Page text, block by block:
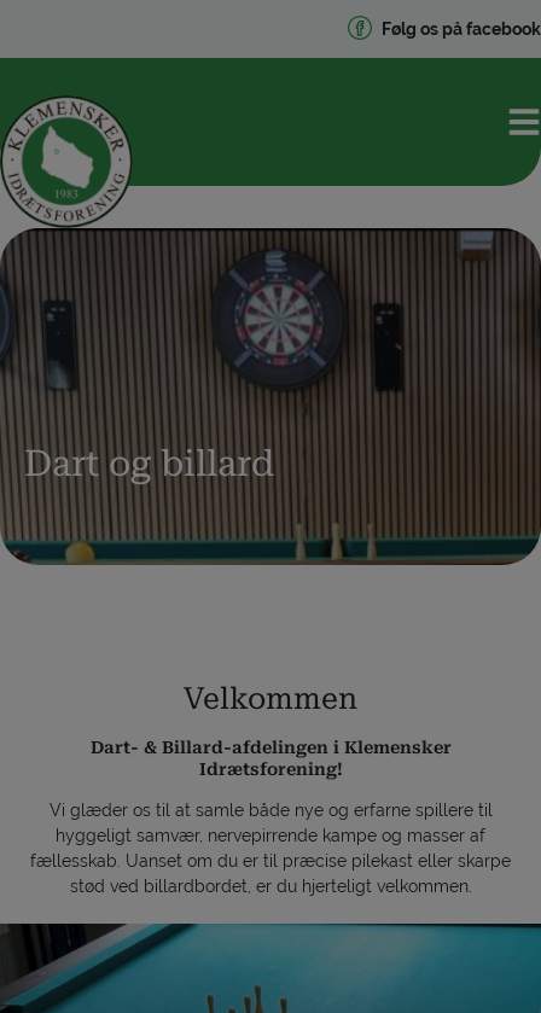
indholdet
Følg os på facebook
Dart og billard
Velkommen
Dart- & Billard-afdelingen i Klemensker
Idrætsforening!
Vi glæder os til at samle både nye og erfarne spillere til
hyggeligt samvær, nervepirrende kampe og masser af
fællesskab. Uanset om du er til præcise pilekast eller skarpe
stød ved billardbordet, er du hjerteligt velkommen.